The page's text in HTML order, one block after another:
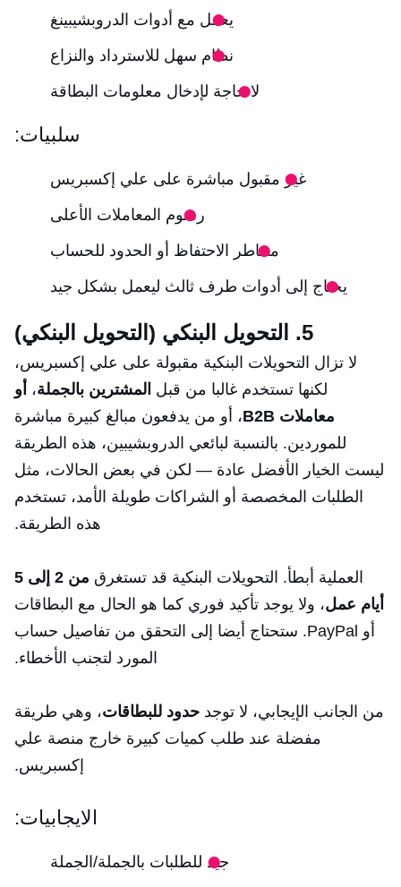
يعمل مع أدوات الدروبشيبينغ
نظام سهل للاسترداد والنزاع
لا حاجة لإدخال معلومات البطاقة
سلبيات:
غير مقبول مباشرة على علي إكسبريس
رسوم المعاملات الأعلى
مخاطر الاحتفاظ أو الحدود للحساب
يحتاج إلى أدوات طرف ثالث ليعمل بشكل جيد
5. التحويل البنكي (التحويل البنكي)
لا تزال التحويلات البنكية مقبولة على علي إكسبريس،
لكنها تستخدم غالبا من قبل المشترين بالجملة، أو
معاملات B2B
، أو من يدفعون مبالغ كبيرة مباشرة
للموردين. بالنسبة لبائعي الدروبشيبين، هذه الطريقة
ليست الخيار الأفضل عادة — لكن في بعض الحالات، مثل
الطلبات المخصصة أو الشراكات طويلة الأمد، تستخدم
هذه الطريقة.
العملية أبطأ. التحويلات البنكية قد تستغرق
من 2 إلى 5
أيام عمل، ولا يوجد تأكيد فوري كما هو الحال مع البطاقات
أو PayPal. ستحتاج أيضا إلى التحقق من تفاصيل حساب
المورد لتجنب الأخطاء.
من الجانب الإيجابي، لا توجد حدود للبطاقات، وهي طريقة
مفضلة عند طلب كميات كبيرة خارج منصة علي
إكسبريس.
الايجابيات:
جيد للطلبات بالجملة/الجملة